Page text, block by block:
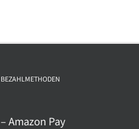
BEZAHLMETHODEN
– Amazon Pay